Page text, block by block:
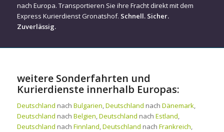
nach Europa. Transportieren Sie ihre Fracht direkt mit dem
Express Kurierdienst Gronatshof. Schnell. Sicher.
Zuverlässig.
weitere Sonderfahrten und
Kurierdienste innerhalb Europas:
Deutschland nach Bulgarien,Deutschland nach Dänemark,
Deutschland nach Belgien,Deutschland nach Estland,
Deutschland nach Finnland,Deutschland nach Frankreich,